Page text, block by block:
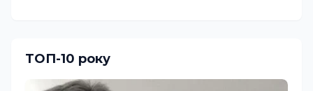
ТОП-10 року